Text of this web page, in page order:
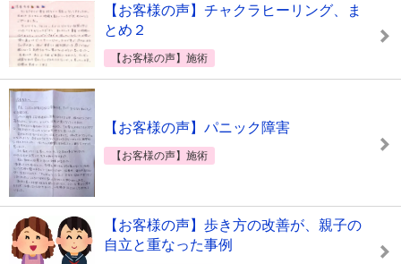
【お客様の声】チャクラヒーリング、ま
とめ２
【お客様の声】施術
【お客様の声】パニック障害
【お客様の声】施術
【お客様の声】歩き方の改善が、親子の
自立と重なった事例